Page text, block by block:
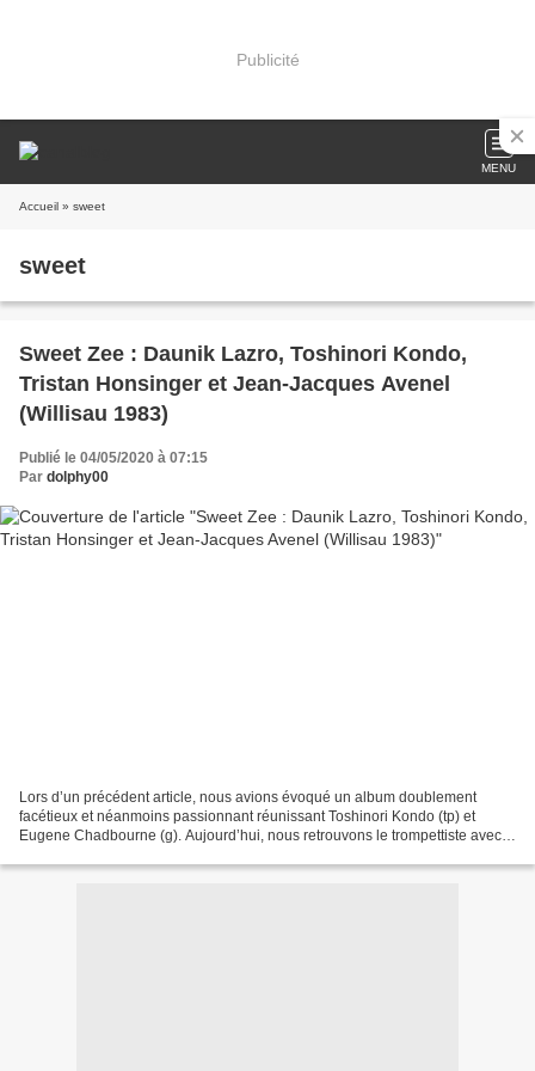
Publicité
MENU
Accueil » sweet
sweet
Sweet Zee : Daunik Lazro, Toshinori Kondo,
Tristan Honsinger et Jean-Jacques Avenel
(Willisau 1983)
Publié le 04/05/2020 à 07:15
Par dolphy00
Lors d’un précédent article, nous avions évoqué un album doublement
facétieux et néanmoins passionnant réunissant Toshinori Kondo (tp) et
Eugene Chadbourne (g). Aujourd’hui, nous retrouvons le trompettiste avec